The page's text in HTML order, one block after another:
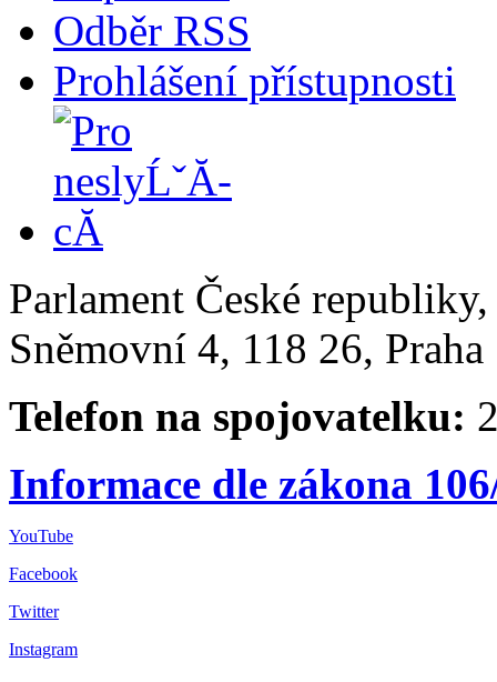
Odběr RSS
Prohlášení přístupnosti
Parlament České
Sněmovní 4, 118 26,
Telefon na spojovatelku:
Informace dle zákona
YouTube
Facebook
Twitter
Instagram